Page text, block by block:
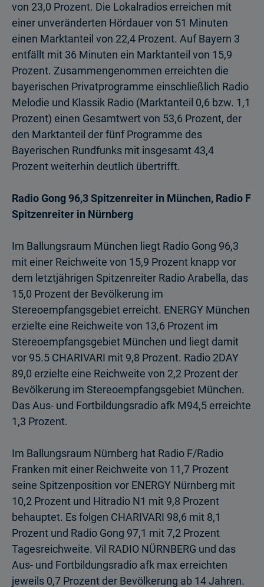
von 23,0 Pro­zent. Die Lokalradios erreichen mit
einer unveränderten Hördauer von 51 Minuten
einen Marktanteil von 22,4 Prozent. Auf Bayern 3
entfällt mit 36 Minuten ein Marktanteil von 15,9
Prozent. Zusammen­genommen erreichten die
bayerischen Privatprogramme einschließlich Radio
Melodie und Klassik Radio (Marktanteil 0,6 bzw. 1,1
Prozent) einen Gesamtwert von 53,6 Prozent, der
den Marktanteil der fünf Programme des
Bayerischen Rundfunks mit insgesamt 43,4
Prozent weiterhin deutlich übertrifft.
Radio Gong 96,3 Spitzenreiter in München, Radio F
Spitzenreiter in Nürnberg
Im Ballungsraum München liegt Radio Gong 96,3
mit einer Reichweite von 15,9 Prozent knapp vor
dem letztjährigen Spitzenreiter Radio Arabella, das
15,0 Prozent der Bevölkerung im
Stereoempfangsgebiet erreicht. ENERGY München
erzielte eine Reich­weite von 13,6 Prozent im
Stereoempfangs­gebiet München und liegt damit
vor 95.5 CHARIVARI mit 9,8 Prozent. Radio 2DAY
89,0 erzielte eine Reich­weite von 2,2 Prozent der
Bevölkerung im Stereoempfangsgebiet München.
Das Aus- und Fortbildungsradio afk M94,5 erreichte
1,3 Prozent.
Im Ballungsraum Nürnberg hat Radio F/Radio
Franken mit einer Reichweite von 11,7 Prozent
seine Spitzenposition vor ENERGY Nürnberg mit
10,2 Prozent und Hitradio N1 mit 9,8 Prozent
behauptet. Es folgen CHARIVARI 98,6 mit 8,1
Prozent und Radio Gong 97,1 mit 7,2 Prozent
Tagesreichweite. Vil RADIO NÜRNBERG und das
Aus- und Fortbildungsradio afk max erreichten
jeweils 0,7 Prozent der Bevölkerung ab 14 Jahren.